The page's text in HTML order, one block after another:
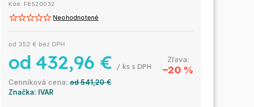
Kód: F8520032
Neohodnotené
Značka: IVAR
od 541,20 €
–20 %
od 432,96 € / ks
od 352 € bez DPH